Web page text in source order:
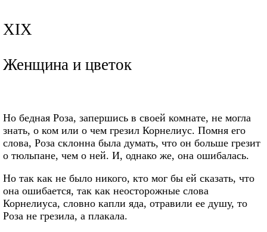
XIX
Женщина и цветок
Но бедная Роза, запершись в своей комнате, не могла
знать, о ком или о чем грезил Корнелиус. Помня его
слова, Роза склонна была думать, что он больше грезит
о тюльпане, чем о ней. И, однако же, она ошибалась.
Но так как не было никого, кто мог бы ей сказать, что
она ошибается, так как неосторожные слова
Корнелиуса, словно капли яда, отравили ее душу, то
Роза не грезила, а плакала.